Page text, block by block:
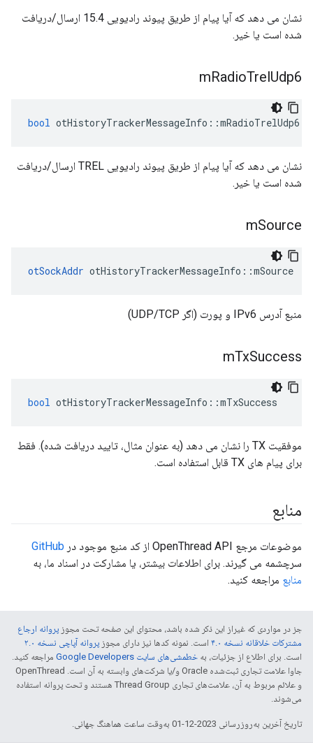
نشان می دهد که آیا پیام از طریق پیوند رادیویی 15.4 ارسال/دریافت
شده است یا خیر.
mRadioTrelUdp6
bool otHistoryTrackerMessageInfo ::mRadioTrelUdp6
نشان می دهد که آیا پیام از طریق پیوند رادیویی TREL ارسال/دریافت
شده است یا خیر.
mSource
otSockAddr otHistoryTrackerMessageInfo ::mSource
منبع آدرس IPv6 و پورت (اگر UDP/TCP)
mTxSuccess
bool otHistoryTrackerMessageInfo ::mTxSuccess
موفقیت TX را نشان می دهد (به عنوان مثال، تایید دریافت شده). فقط
برای پیام های TX قابل استفاده است.
منابع
موضوعات مرجع OpenThread API از کد منبع موجود در
GitHub
سرچشمه می گیرند. برای اطلاعات بیشتر، یا مشارکت در اسناد ما، به
منابع مراجعه کنید.
جز در مواردی که غیراز این ذکر شده باشد، محتوای این صفحه تحت مجوز پروانه ارجاع
مشترکات خلاقانه نسخه ۴.۰
است. نمونه کدها نیز دارای مجوز پروانه آپاچی نسخه ۲.۰
است. برای اطلاع از جزئیات، به خطمشی‌های سایت Google Developers‏
مراجعه کنید.
جاوا علامت تجاری ثبت‌شده Oracle و/یا شرکت‌های وابسته به آن است. ‫OpenThread
و علائم مربوط به آن، علامت‌های تجاری Thread Group هستند و تحت پروانه استفاده
می‌شوند.
تاریخ آخرین به‌روزرسانی 2023-12-01 به‌وقت ساعت هماهنگ جهانی.